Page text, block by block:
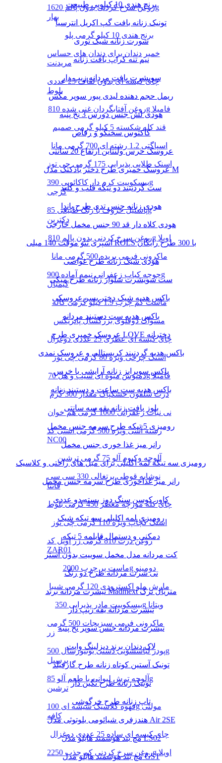
روغن سرخ کردنی بدون پالم 1620g
بهار
برنج هندی 10 کیلو گرمی پلو
خمیر دندان برای دندان های حساس
مریدنت
چای کیسه ای بدون لفاف 25 عددی
بلوط
روغن آفتابگردان غنی شده 810g فامیلا
قند کله شکسته 5 کیلو گرمی صمیم
اسپاگتی 1.2 رشته ای 700 گرمی مانا
اسنک طلایی پذیرایی 175 گرمی چی توز
بیسکوییت کرم دار کاکائویی 390g
گرجی
پاستیل حروف با رنگ طبیعی 85g
دکتربن
روغن سرخ کردنی بدون پالم 810g اویلا
ماکرونی فرمی بریده 500 گرمی مانا
جوجه کباب زعفرانی نیمه آماده 900g
کیمبال
ماست کم چرب 1.9 کیلو گرمی کاله
مسواک دوقلوی بزرگسال پاتریکس
چای کیسه ای عطری 25 عددی دوغزال
اسنک چرخی ویژه 80 گرمی چی توز
دمنوش میوه ای سیب و هل 70g فامیلا
ذرت سلفون خشکپاک مقدار 300 گرم
نی نبات زعفرانی 1000 گرمی هم خوان
رشته آشی ویژه 500 گرمی انسی کد
NC00
آلوچه وکیوم آلو 75 گرمی ترشین
نوشابه قوطی پرتغالی 330 سی سی
فانتا
چای کله مورچه معطر 450 گرمی بلوط
اسنک کچاپ ویژه 110 گرمی چی توز
روغن ذرت 810 گرمی زر اویل کد
ZAR01
ماست پر چرب 2000g دومینو
مارش ملو اکسترودی 120 گرمی شیبا
بیسکوییت مادر پذیرایی 350g ویتانا
ماکرونی فرمی سبزیجات 500 گرمی
زر
پودر لباسشویی دستی یونیورسال 500g
پرسیل
آلوچه ترش لیوانی با طعم آلو 85g
ترشین
قهوه کلاسیک شیشه ای 100g مولتی
کافه
چای کیسه ای ساده 25 عددی دوغزال
روغن سرخ کردنی کم جذب 2250g اویلا
برنج هندی 10 کیلویی طبیعت
تونیک زنانه بافت گپ اکریل انترسیا
شورت زنانه شیک توری
نیم تنه کراپ بافت زنانه
سویشرت بافت مردانه زیپ دار
ریمل حجم دهنده لیدی پیور سوپر مکس
هودی لش جنس دورس 3 نخ پنبه
کاکتوس سخنگو و رقاص
عروسک خرس ولنتاین ارتفاع 20 سانتی
عروسک خمیری طرح دختر بادکنک مدل M
ست گردنبند دو تیکه قلب و کلید
هودی زنانه جنس تدی طرح پاندا
هودی کلاه دار قد 90 جنس مخمل خارجی
اسپری تتو موقت 140 میلی ROLS با 300 طرح رایگان
هودی شیک زنانه طرح غواصی
ست سویشرت شلوار زنانه طرح میکی
باکس هدیه شیک دختر پسر عروسکی
باکس هدیه ست دستبند مردانه
عروسک خمیری طرح LOVE دخترانه
باکس هدیه گردنبند کریستالی و عروسک نمدی
باکس سوپرایز زنانه آرایشی با خرس
باکس هدیه ست ساعت و دستبند زنانه
بلوز بافت زنانه یقه سه سانتی
رومیزی 5 تیکه طرح سرمه جنس مخمل
رانر میز غذا خوری جنس مخمل
رومیزی سه تیکه لمه اکلیلی برای مبل های راحتی و کلاسیک
رانر میز غذاخوری طرح سرمه جنس مخمل
کاور کوسن سنگ دوز بسته دو عددی
رومیزی لمه اکلیلی سه تیکه شیک
دمکنی و دستمال قابلمه 5 تیکه
کت مردانه مدل مخمل سوییت بدون آستر
تی شرت مردانه طرح دو رنگ
تیشرت مردانه برند Madmext متریال ترک
تیشرت مردانه یقه زیپ دار
تیشرت مردانه جنس سوپر نخ پنبه
لاک دندان برند دیزلینگ وایت
تونیک آستین کوتاه زنانه طرح گارفیلد
تونیک زنانه طرح نگین دار
تاپ زنانه طرح خرگوشی
هندزفری شیائومی بلوتوثی مدل Air 2SE
مچ بند هوشمند هایلو مدل LS02
مچ بند هوشمند هایلو مدل GST